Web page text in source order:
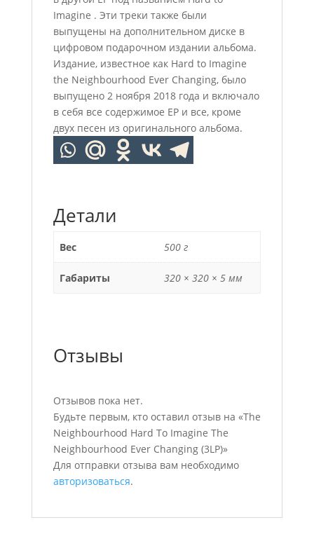
Imagine . Эти треки также были
выпущены на дополнительном диске в
цифровом подарочном издании альбома.
Издание, известное как Hard to Imagine
the Neighbourhood Ever Changing, было
выпущено 2 ноября 2018 года и включало
в себя все содержимое EP и все, кроме
двух песен из оригинального альбома.
Детали
Вес 500 г
Габариты 320 × 320 × 5 мм
Отзывы
Отзывов пока нет.
Будьте первым, кто оставил отзыв на «The
Neighbourhood Hard To Imagine The
Neighbourhood Ever Changing (3LP)»
Для отправки отзыва вам необходимо
авторизоваться.